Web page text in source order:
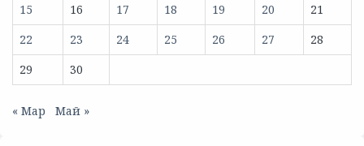
15
16 17 18 19 20
21
22
23 24 25 26 27
28
29
30
« Мар Май »